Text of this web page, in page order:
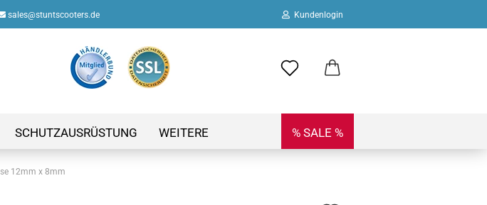
sales@stuntscooters.de Kundenlogin
Passwort
SCHUTZAUSRÜSTUNG % SALE %
WEITERE
12mm x 8mm